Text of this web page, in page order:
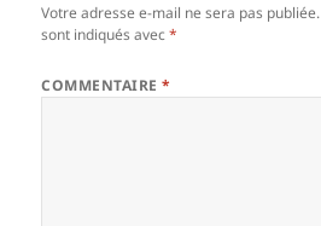
Votre adresse e-mail ne sera pas publiée.
sont indiqués avec*
COMMENTAIRE*